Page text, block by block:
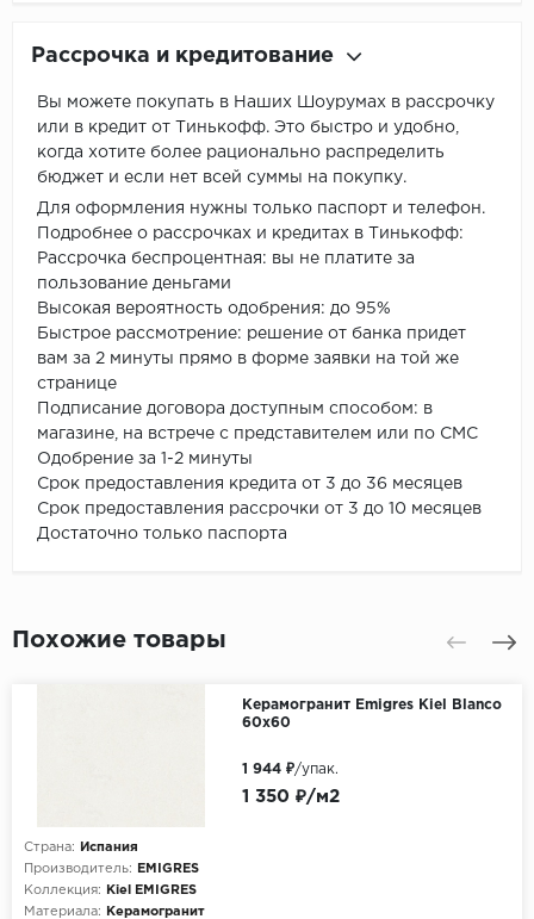
Рассрочка и кредитование
Вы можете покупать в Наших Шоурумах в рассрочку
или в кредит от Тинькофф. Это быстро и удобно,
когда хотите более рационально распределить
бюджет и если нет всей суммы на покупку.
Для оформления нужны только паспорт и телефон.
Подробнее о рассрочках и кредитах в Тинькофф:
Рассрочка беспроцентная: вы не платите за
пользование деньгами
Высокая вероятность одобрения: до 95%
Быстрое рассмотрение: решение от банка придет
вам за 2 минуты прямо в форме заявки на той же
странице
Подписание договора доступным способом: в
магазине, на встрече с представителем или по СМС
Одобрение за 1-2 минуты
Срок предоставления кредита от 3 до 36 месяцев
Срок предоставления рассрочки от 3 до 10 месяцев
Достаточно только паспорта
Похожие товары
Керамогранит Emigres Kiel Blanco
60х60
Страна:
Испания
Производитель:
EMIGRES
Коллекция:
Kiel EMIGRES
Материала:
Керамогранит
1 350 ₽/м2
1 944 ₽/упак.